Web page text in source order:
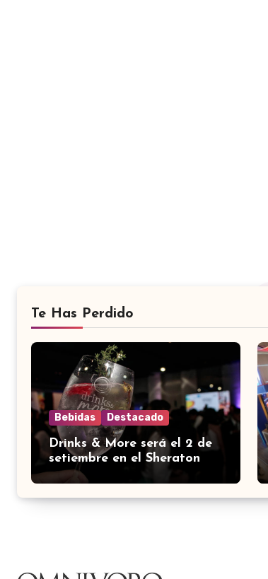
Te Has Perdido
Bebidas Destacado
Drinks & More será el 2 de
setiembre en el Sheraton